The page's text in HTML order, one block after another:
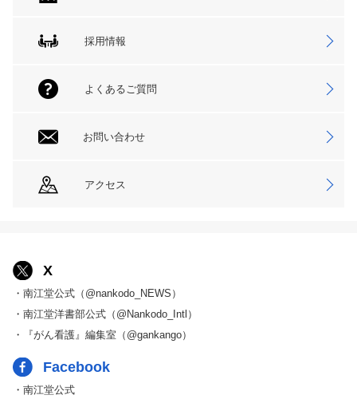
採用情報
よくあるご質問
お問い合わせ
アクセス
X
・南江堂公式（@nankodo_NEWS）
・南江堂洋書部公式（@Nankodo_Intl）
・『がん看護』編集室（@gankango）
Facebook
・南江堂公式